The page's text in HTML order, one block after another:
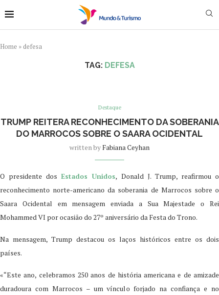
Home » defesa
TAG: DEFESA
Destaque
TRUMP REITERA RECONHECIMENTO DA SOBERANIA
DO MARROCOS SOBRE O SAARA OCIDENTAL
written byFabiana Ceyhan
O presidente dosEstados Unidos, Donald J. Trump, reafirmou o
reconhecimento norte-americano da soberania de Marrocos sobre o
Saara Ocidental em mensagem enviada a Sua Majestade o Rei
Mohammed VI por ocasião do 27º aniversário da Festa do Trono.
Na mensagem, Trump destacou os laços históricos entre os dois
países.
«“Este ano, celebramos 250 anos de história americana e de amizade
duradoura com Marrocos – um vínculo forjado na confiança e no